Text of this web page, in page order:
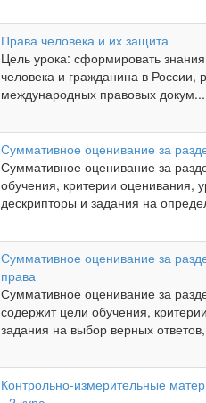
Права человека и их защита
Цель урока: сформировать
человека и гражданина в России,
международных правовых докум...
Суммативное оценивание за
Суммативное оценивание за
обучения, критерии оценивания,
дескрипторы и задания на
Суммативное оценивание за
права
Суммативное оценивание за
содержит цели обучения,
задания на выбор верных
Контрольно-измерительные